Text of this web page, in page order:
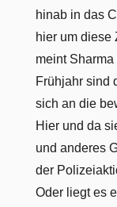
hinab in das
hier um diese
meint
Frühjahr sind
sich an die
Hier und da
und anderes
der
Oder liegt es